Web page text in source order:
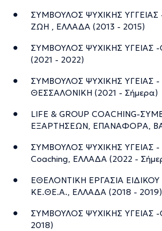
ΣΥΜΒΟΥΛΟΣ ΨΥΧΙΚΗΣ
ΖΩΗ , ΕΛΛΑΔΑ (2013 - 2015)
ΣΥΜΒΟΥΛΟΣ ΨΥΧΙΚΗΣ
(2021 - 2022)
ΣΥΜΒΟΥΛΟΣ ΨΥΧΙΚΗΣ ΥΓΕΙΑΣ -
ΘΕΣΣΑΛΟΝΙΚΗ (2021 - Σήμερα)
LIFE & GROUP COACHING-
ΕΞΑΡΤΗΣΕΩΝ, ΕΠΑΝΑΦΟΡΑ,
ΣΥΜΒΟΥΛΟΣ ΨΥΧΙΚΗΣ ΥΓΕΙΑΣ -
Coaching, ΕΛΛΑΔΑ (2022 -
ΕΘΕΛΟΝΤΙΚΗ ΕΡΓΑΣΙΑ
ΚΕ.ΘΕ.Α., ΕΛΛΑΔΑ (2018 - 2019)
ΣΥΜΒΟΥΛΟΣ ΨΥΧΙΚΗΣ ΥΓΕΙΑΣ
2018)